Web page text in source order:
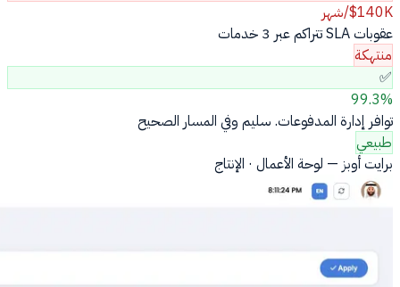
$140K/شهر
عقوبات SLA تتراكم عبر 3 خدمات
منتهكة
✅
99.3%
توافر إدارة المدفوعات. سليم وفي المسار الصحيح
طبيعي
برايت أوبز — لوحة الأعمال · الإنتاج